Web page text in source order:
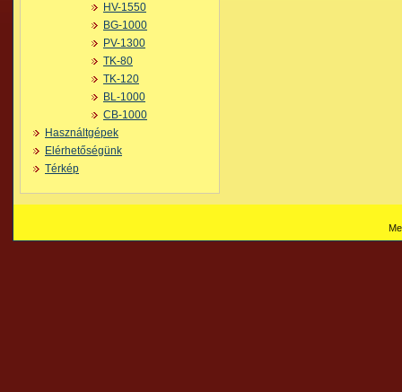
HV-1550
BG-1000
PV-1300
TK-80
TK-120
BL-1000
CB-1000
Használtgépek
Elérhetőségünk
Térkép